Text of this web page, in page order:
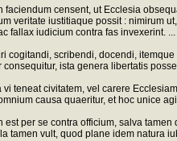
censent, ut Ecclesia
veritate iustitiaque possit :
fallax iudicium contra fas invexerint. ...
cogitandi, scribendi, docendi,
ista genera libertatis
teneat civitatem, vel carere
causa quaeritur, et hoc unice
per se contra officium, salva
vult, quod plane idem natura